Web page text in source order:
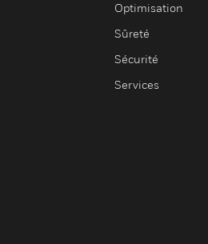
Optimisation
Sûreté
Sécurité
Services